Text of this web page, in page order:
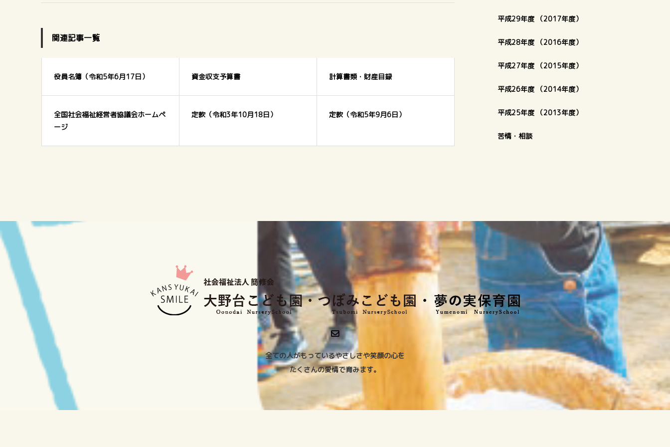
関連記事一覧
役員名簿（令和5年6月17日） 資金収支予算書 計算書類・財産目録
全国社会福祉経営者協議会ホームペ
ージ
定款（令和3年10月18日） 定款（令和5年9月6日）
平成29年度 （2017年度）
平成28年度 （2016年度）
平成27年度 （2015年度）
平成26年度 （2014年度）
平成25年度 （2013年度）
苦情・相談
全ての人がもっているやさしさや笑顔の心を
たくさんの愛情で育みます。